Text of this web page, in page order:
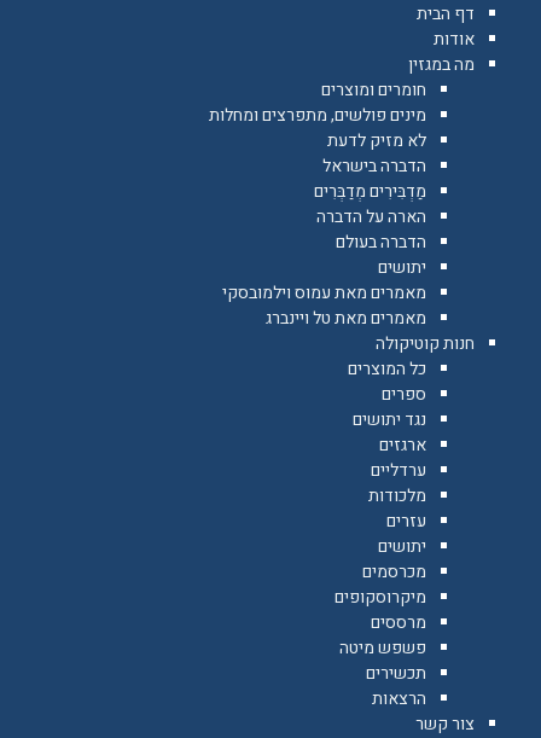
דף הבית
אודות
מה במגזין
חומרים ומוצרים
מינים פולשים, מתפרצים ומחלות
לא מזיק לדעת
הדברה בישראל
מַדְבִּירִים מְדַבְּרִים
הארה על הדברה
הדברה בעולם
יתושים
מאמרים מאת עמוס וילמובסקי
מאמרים מאת טל ויינברג
חנות קוטיקולה
כל המוצרים
ספרים
נגד יתושים
ארגזים
ערדליים
מלכודות
עזרים
יתושים
מכרסמים
מיקרוסקופים
מרססים
פשפש מיטה
תכשירים
הרצאות
צור קשר